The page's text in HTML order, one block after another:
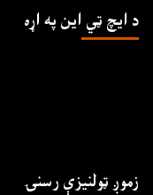
د ايچ ټي اين په اړه
زموږ ټولنیزې رسنۍ